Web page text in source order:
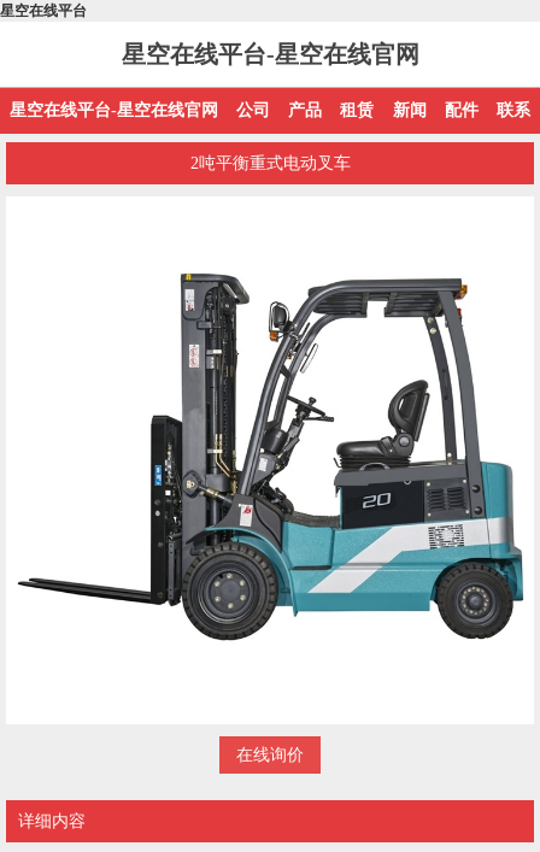
星空在线平台
星空在线平台-星空在线官网
星空在线平台-星空在线官网 公司 产品 租赁 新闻 配件 联系
2吨平衡重式电动叉车
在线询价
详细内容